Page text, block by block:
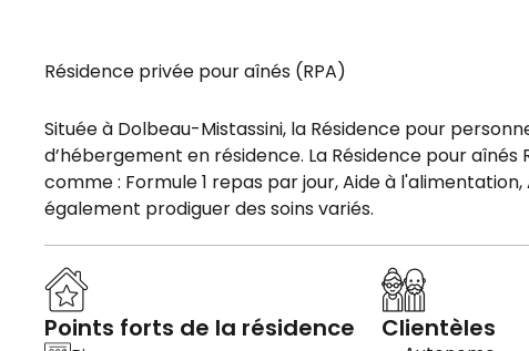
Résidence privée pour aînés (RPA)
Située à Dolbeau-Mistassini, la Résidence pour
d’hébergement en résidence. La Résidence pour
comme : Formule 1 repas par jour, Aide à
également prodiguer des soins variés.
Points forts de la résidence Clientèles